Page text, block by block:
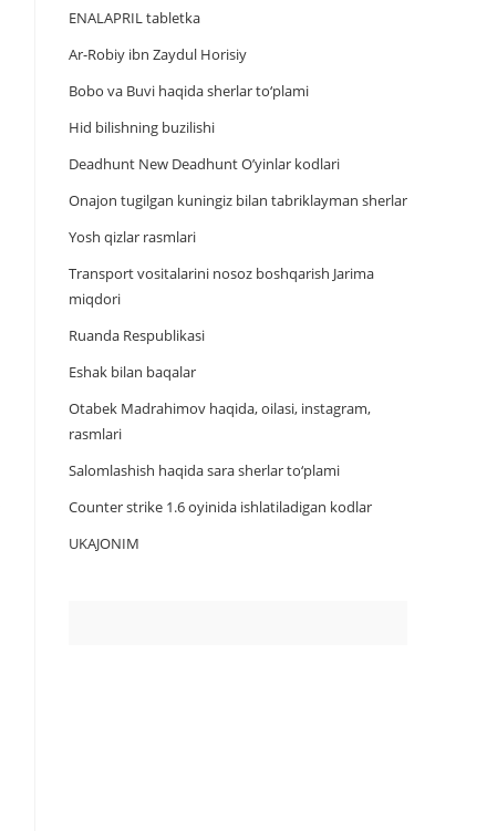
ENALAPRIL tabletka
Ar-Robiy ibn Zaydul Horisiy
Bobo va Buvi haqida sherlar to‘plami
Hid bilishning buzilishi
Deadhunt New Deadhunt O’yinlar kodlari
Onajon tugilgan kuningiz bilan tabriklayman sherlar
Yosh qizlar rasmlari
Trаnsport vositаlаrini nosoz boshqаrish Jаrimа
miqdori
Ruanda Respublikasi
Eshak bilan baqalar
Otabek Madrahimov haqida, oilasi, instagram,
rasmlari
Salomlashish haqida sara sherlar to‘plami
Counter strike 1.6 oyinida ishlatiladigan kodlar
UKAJONIM